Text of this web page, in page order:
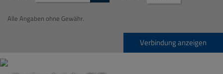
Verbindung anzeigen
Alle Angaben ohne Gewähr.